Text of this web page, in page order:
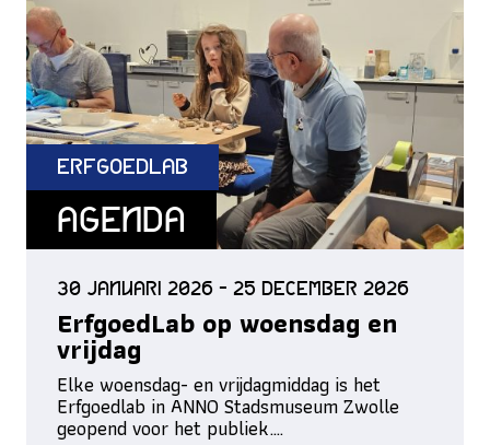
ErfgoedLab
Agenda
30 januari 2026 - 25 december 2026
ErfgoedLab op woensdag en
vrijdag
Elke woensdag- en vrijdagmiddag is het
Erfgoedlab in ANNO Stadsmuseum Zwolle
geopend voor het publiek.…